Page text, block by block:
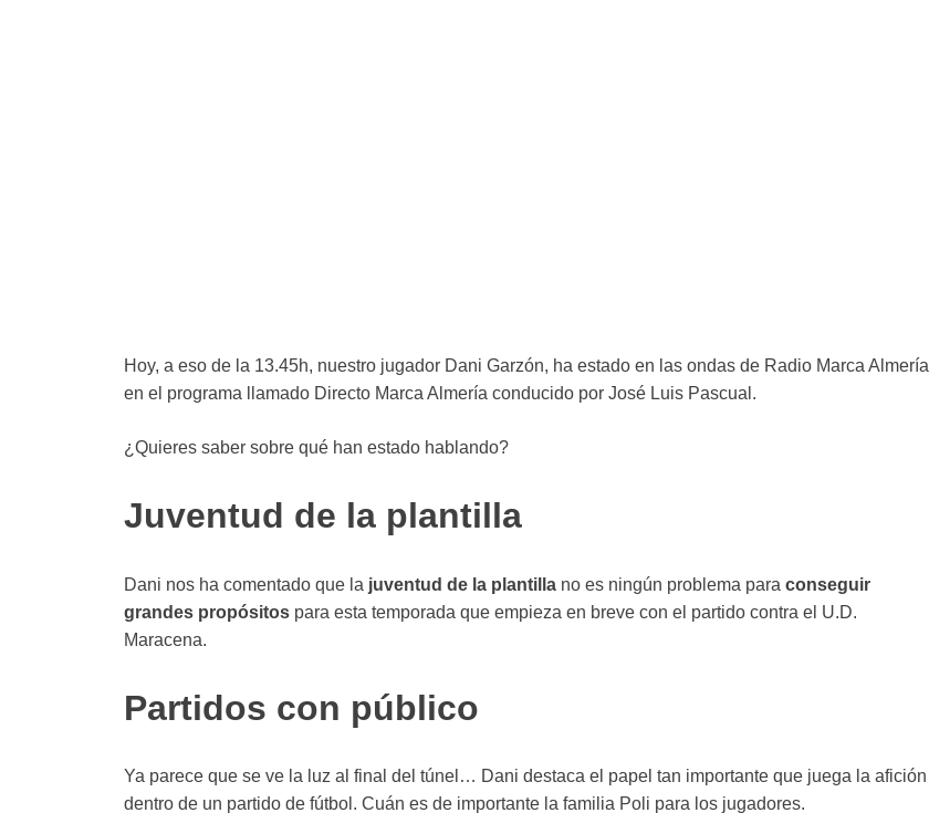
Hoy, a eso de la 13.45h, nuestro jugador Dani Garzón, ha estado en las ondas de Radio Marca Almería
en el programa llamado Directo Marca Almería conducido por José Luis Pascual.
¿Quieres saber sobre qué han estado hablando?
Juventud de la plantilla
Dani nos ha comentado que la juventud de la plantilla no es ningún problema para conseguir
grandes propósitos para esta temporada que empieza en breve con el partido contra el U.D.
Maracena.
Partidos con público
Ya parece que se ve la luz al final del túnel… Dani destaca el papel tan importante que juega la afición
dentro de un partido de fútbol. Cuán es de importante la familia Poli para los jugadores.